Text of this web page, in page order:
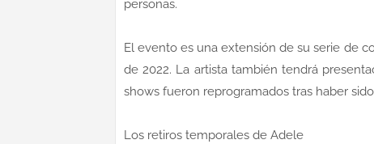
personas.
El evento es una extensión de su serie de
de 2022. La artista también tendrá
shows fueron reprogramados tras haber
Los retiros temporales de Adele